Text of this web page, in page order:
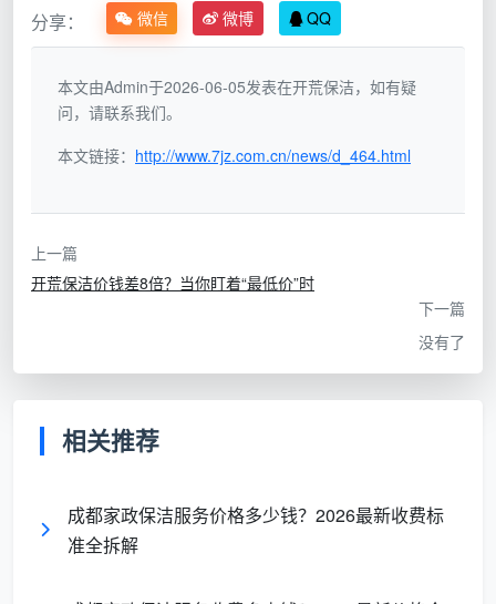
实际价值：等同于一次深度扫地，离“可以住人”还
差很远。但它在市场上常被包装成“开荒保洁”以低价引
流。
层级二：普通粗开荒（6-10元/㎡）——看得见的地方
弄干净
清理、地面可见胶点铲除。但这个层级通常不分类使用
专业药剂，水泥斑靠蛮力铲，玻璃胶印用钢丝球蹭，存
在较高的材质损伤风险。
出租房过渡可用，自住不建议——省下
间。与粗开荒的本质区别，不在于“更仔细”，而在于三
件事：
分享： 微信 微博 QQ
本文由Admin于2026-06-05发表在开荒保洁，如有疑
问，请联系我们。
本文链接： http://www.7jz.com.cn/news/d_464.html
上一篇
开荒保洁价钱差8倍？当你盯着“最低价”时
下一篇
没有了
相关推荐
成都家政保洁服务价格多少钱？2026最新收费标
准全拆解